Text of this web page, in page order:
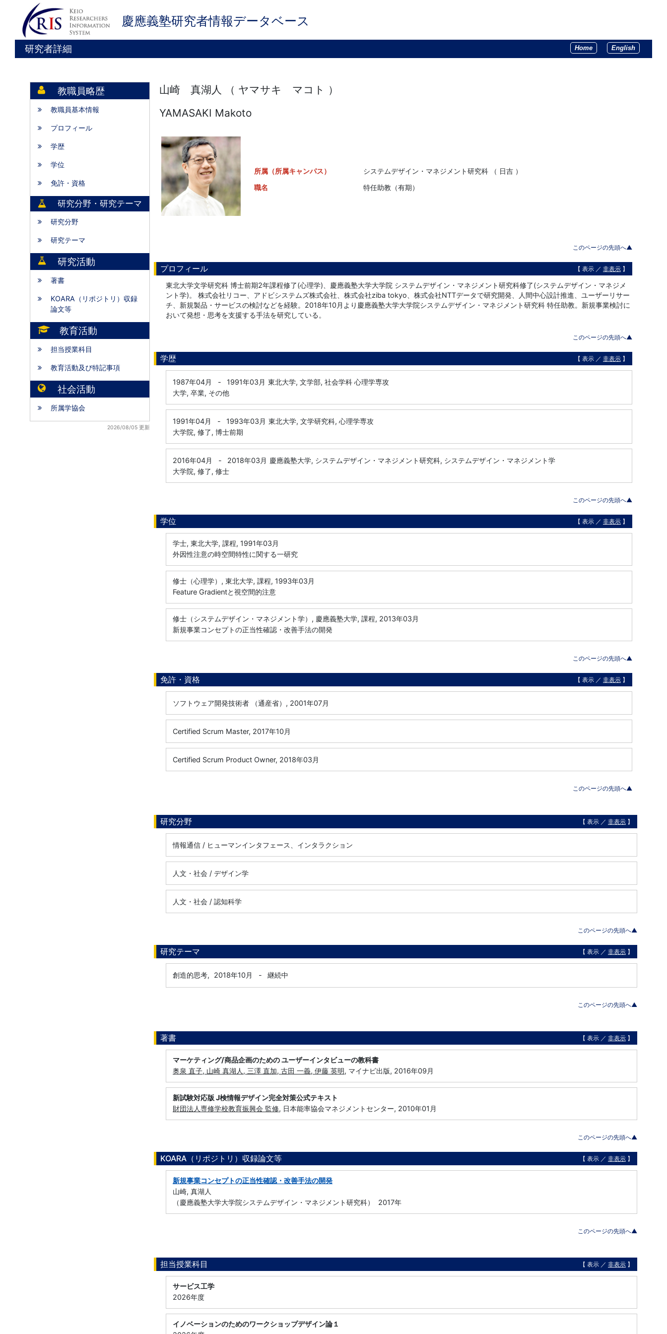
慶應義塾研究者情報データベース
研究者詳細 Home English
教職員略歴
教職員基本情報
プロフィール
学歴
学位
免許・資格
研究分野・研究テーマ
研究分野
研究テーマ
研究活動
著書
KOARA（リポジトリ）収録
論文等
教育活動
担当授業科目
教育活動及び特記事項
社会活動
所属学協会
2026/08/05 更新
山崎 真湖人 （ ヤマサキ マコト ）
YAMASAKI Makoto
所属（所属キャンパス）
システムデザイン・マネジメント研究科 （ 日吉 ）
職名
特任助教（有期）
このページの先頭へ▲
プロフィール 【 表示 ／ 非表示 】
東北大学文学研究科 博士前期2年課程修了(心理学)、慶應義塾大学大学院 システムデザイン・マネジメント研究科修了(システムデザイン・マネジメ
ント学)。 株式会社リコー、アドビシステムズ株式会社、株式会社ziba tokyo、株式会社NTTデータで研究開発、人間中心設計推進、ユーザーリサー
チ、新規製品・サービスの検討などを経験。2018年10月より慶應義塾大学大学院システムデザイン・マネジメント研究科 特任助教。新規事業検討に
おいて発想・思考を支援する手法を研究している。
このページの先頭へ▲
学歴 【 表示 ／ 非表示 】
1987年04月 - 1991年03月 東北大学, 文学部, 社会学科 心理学専攻
大学, 卒業, その他
1991年04月 - 1993年03月 東北大学, 文学研究科, 心理学専攻
大学院, 修了, 博士前期
2016年04月 - 2018年03月 慶應義塾大学, システムデザイン・マネジメント研究科, システムデザイン・マネジメント学
大学院, 修了, 修士
このページの先頭へ▲
学位 【 表示 ／ 非表示 】
学士, 東北大学, 課程, 1991年03月
外因性注意の時空間特性に関する一研究
修士（心理学）, 東北大学, 課程, 1993年03月
Feature Gradientと視空間的注意
修士（システムデザイン・マネジメント学）, 慶應義塾大学, 課程, 2013年03月
新規事業コンセプトの正当性確認・改善手法の開発
このページの先頭へ▲
免許・資格 【 表示 ／ 非表示 】
ソフトウェア開発技術者 （通産省）, 2001年07月
Certified Scrum Master, 2017年10月
Certified Scrum Product Owner, 2018年03月
このページの先頭へ▲
研究分野 【 表示 ／ 非表示 】
情報通信 / ヒューマンインタフェース、インタラクション
人文・社会 / デザイン学
人文・社会 / 認知科学
このページの先頭へ▲
研究テーマ 【 表示 ／ 非表示 】
創造的思考, 2018年10月 - 継続中
このページの先頭へ▲
著書 【 表示 ／ 非表示 】
マーケティング/商品企画のための ユーザーインタビューの教科書
奥泉 直子, 山崎 真湖人, 三澤 直加, 古田 一義, 伊藤 英明, マイナビ出版, 2016年09月
新試験対応版 J検情報デザイン完全対策公式テキスト
財団法人専修学校教育振興会 監修, 日本能率協会マネジメントセンター, 2010年01月
このページの先頭へ▲
KOARA（リポジトリ）収録論文等 【 表示 ／ 非表示 】
新規事業コンセプトの正当性確認・改善手法の開発
山崎, 真湖人
（慶應義塾大学大学院システムデザイン・マネジメント研究科） 2017年
このページの先頭へ▲
担当授業科目 【 表示 ／ 非表示 】
サービス工学
2026年度
イノベーションのためのワークショップデザイン論１